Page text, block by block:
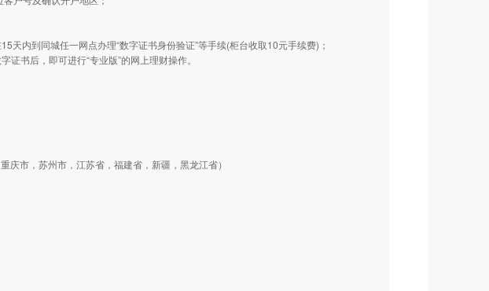
天内到同城任一网点办理“数字证书身份验证”等手续(柜台收取10元手续费)；
书后，即可进行“专业版”的网上理财操作。
庆市，苏州市，江苏省，福建省，新疆，黑龙江省）